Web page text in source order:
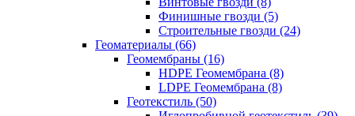
Финишные гвозди (5)
Строительные гвозди (24)
Геоматериалы (66)
Геомембраны (16)
HDPE Геомембрана (8)
LDPE Геомембрана (8)
Геотекстиль (50)